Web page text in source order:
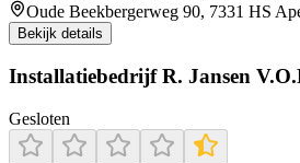
Oude Beekbergerweg 90, 7331 HS
Bekijk details
Installatiebedrijf R. Jansen
Gesloten